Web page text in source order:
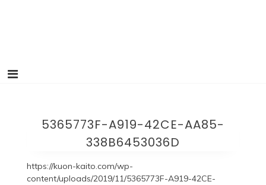
5365773F-A919-42CE-AA85-
338B6453036D
https://kuon-kaito.com/wp-
content/uploads/2019/11/5365773F-A919-42CE-